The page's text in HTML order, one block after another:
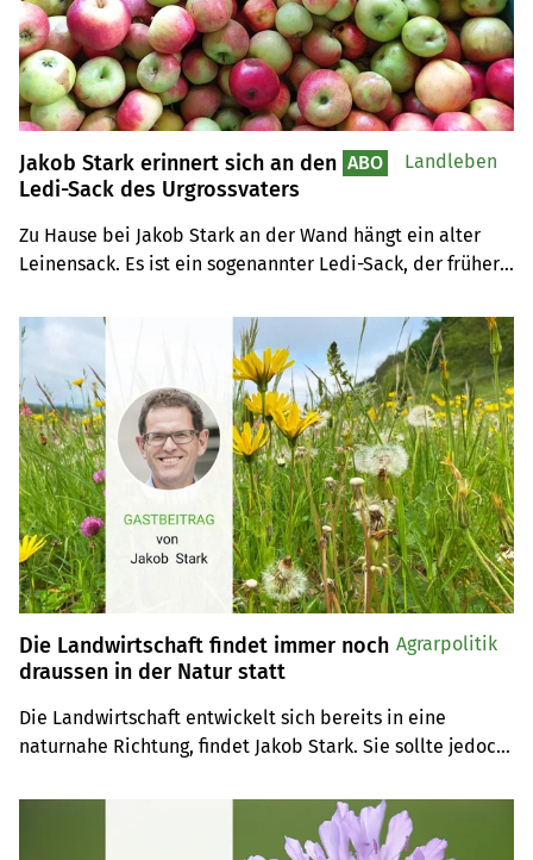
Jakob Stark erinnert sich an den
Ledi-Sack des Urgrossvaters
Zu Hause bei Jakob Stark an der Wand hängt ein alter
Leinensack. Es ist ein sogenannter Ledi-Sack, der früher
nach Süddeutschland benutzt wurde.
ABO Landleben
Die Landwirtschaft findet immer noch
draussen in der Natur statt
Die Landwirtschaft entwickelt sich bereits in eine
naturnahe Richtung, findet Jakob Stark. Sie sollte jedoch
Agrarpolitik